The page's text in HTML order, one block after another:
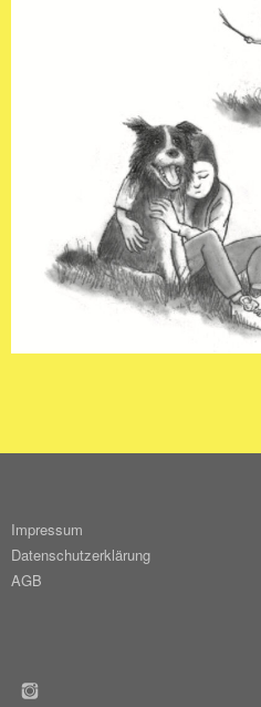
Impressum
Datenschutzerklärung
AGB